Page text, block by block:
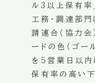
ル3以上保有率
工務・調達部門
請連合（協力
ードの色（ゴー
を5営業日以内
保有率の高い